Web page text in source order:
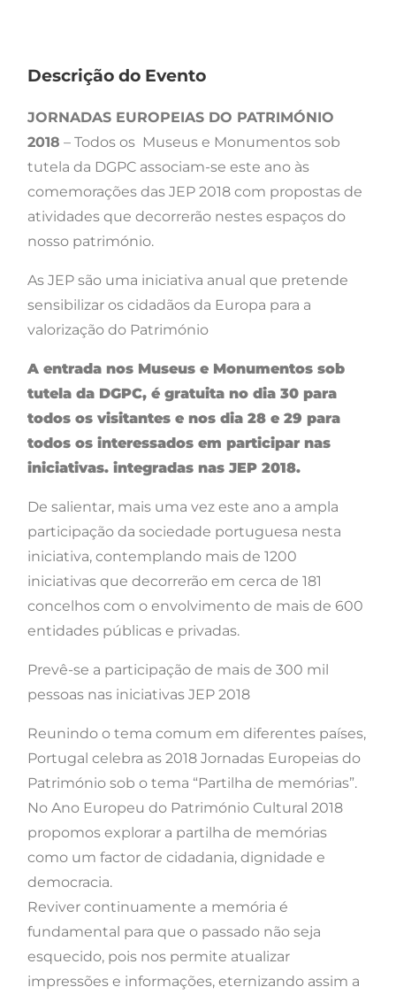
Descrição do Evento
JORNADAS EUROPEIAS DO PATRIMÓNIO
2018 – Todos os Museus e Monumentos sob
tutela da DGPC associam-se este ano às
comemorações das JEP 2018 com propostas de
atividades que decorrerão nestes espaços do
nosso património.
As JEP são uma iniciativa anual que pretende
sensibilizar os cidadãos da Europa para a
valorização do Património
A entrada nos Museus e Monumentos sob
tutela da DGPC, é gratuita no dia 30 para
todos os visitantes e nos dia 28 e 29 para
todos os interessados em participar nas
iniciativas. integradas nas JEP 2018.
De salientar, mais uma vez este ano a ampla
participação da sociedade portuguesa nesta
iniciativa, contemplando mais de 1200
iniciativas que decorrerão em cerca de 181
concelhos com o envolvimento de mais de 600
entidades públicas e privadas.
Prevê-se a participação de mais de 300 mil
pessoas nas iniciativas JEP 2018
Reunindo o tema comum em diferentes países,
Portugal celebra as 2018 Jornadas Europeias do
Património sob o tema “Partilha de memórias”.
No Ano Europeu do Património Cultural 2018
propomos explorar a partilha de memórias
como um factor de cidadania, dignidade e
democracia.
Reviver continuamente a memória é
fundamental para que o passado não seja
esquecido, pois nos permite atualizar
impressões e informações, eternizando assim a